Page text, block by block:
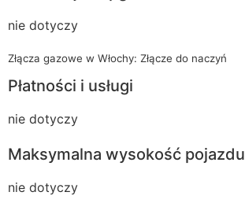
nie dotyczy
Złącza gazowe w Włochy: Złącze do naczyń
Płatności i usługi
nie dotyczy
Maksymalna wysokość pojazdu
nie dotyczy